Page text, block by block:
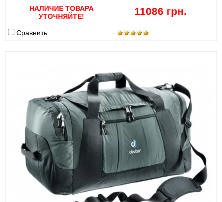
НАЛИЧИЕ ТОВАРА
УТОЧНЯЙТЕ!
11086 грн.
Сравнить